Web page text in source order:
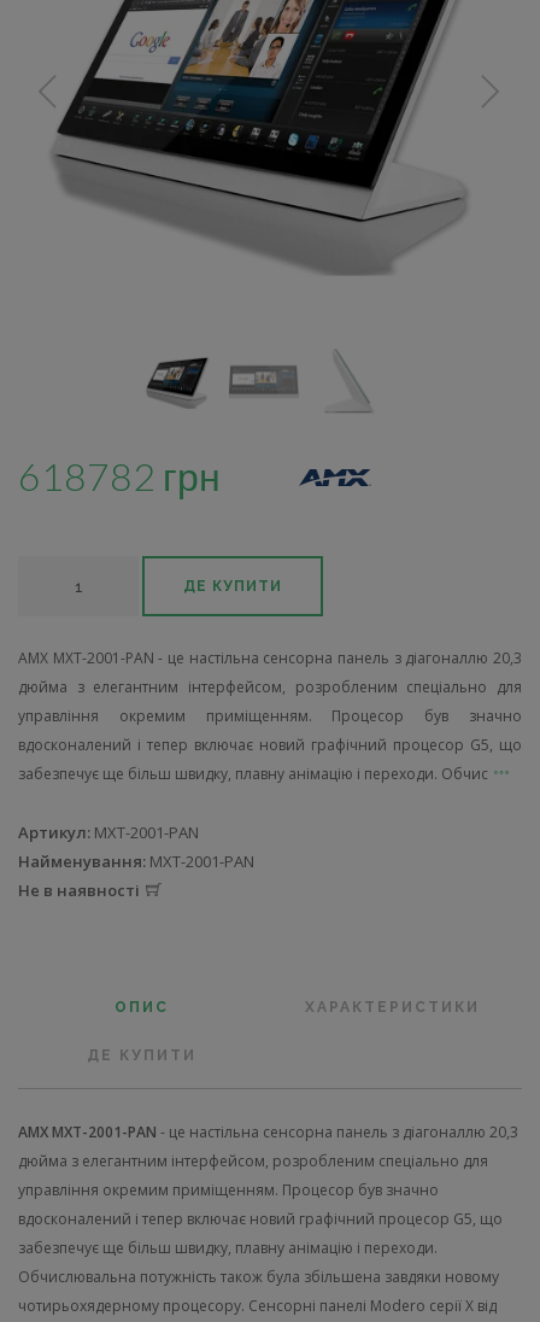
618782 грн
ДЕ КУПИТИ
AMX MXT-2001-PAN - це настільна сенсорна панель з діагоналлю 20,3
дюйма з елегантним інтерфейсом, розробленим спеціально для
управління окремим приміщенням. Процесор був значно
вдосконалений і тепер включає новий графічний процесор G5, що
забезпечує ще більш швидку, плавну анімацію і переходи. Обчис
Артикул: MXT-2001-PAN
Найменування: MXT-2001-PAN
Не в наявності
ОПИС ХАРАКТЕРИСТИКИ
ДЕ КУПИТИ
AMX MXT-2001-PAN - це настільна сенсорна панель з діагоналлю 20,3
дюйма з елегантним інтерфейсом, розробленим спеціально для
управління окремим приміщенням. Процесор був значно
вдосконалений і тепер включає новий графічний процесор G5, що
забезпечує ще більш швидку, плавну анімацію і переходи.
Обчислювальна потужність також була збільшена завдяки новому
чотирьохядерному процесору. Сенсорні панелі Modero серії X від